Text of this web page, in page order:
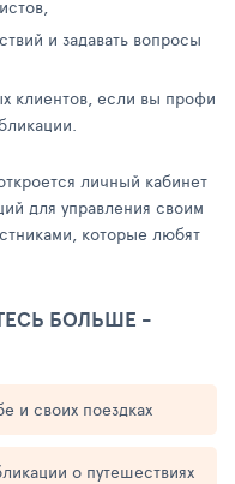
и задавать вопросы
клиентов, если вы профи
личный кабинет
для управления своим
которые любят
БОЛЬШЕ -
и своих поездках
о путешествиях